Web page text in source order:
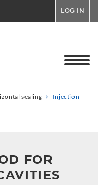
LOG IN
sealing
Injection
FOR